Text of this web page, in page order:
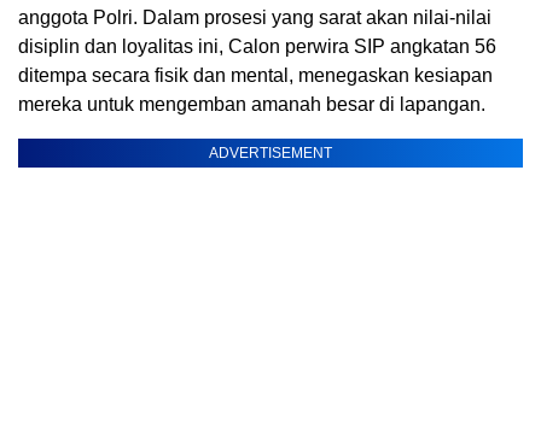
anggota Polri. Dalam prosesi yang sarat akan nilai-nilai
disiplin dan loyalitas ini, Calon perwira SIP angkatan 56
ditempa secara fisik dan mental, menegaskan kesiapan
mereka untuk mengemban amanah besar di lapangan.
ADVERTISEMENT